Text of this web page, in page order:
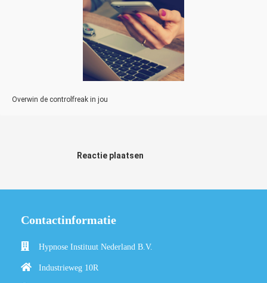
Overwin de controlfreak in jou
Reactie plaatsen
Contactinformatie
Hypnose Instituut Nederland B.V.
Industrieweg 10R